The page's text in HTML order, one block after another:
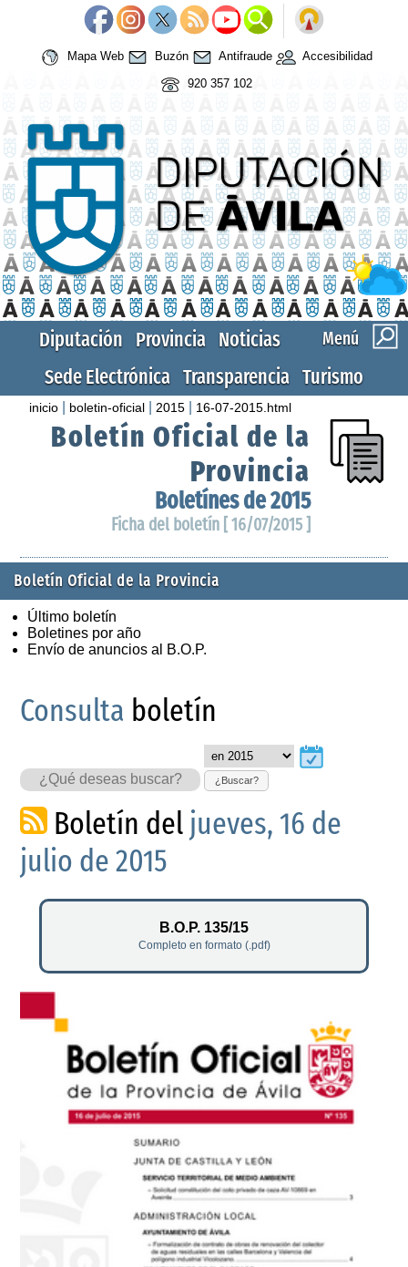
Mapa Web Buzón Antifraude
Accesibilidad
920 357 102
Menú
Diputación Provincia Noticias
Sede Electrónica Transparencia Turismo
inicio boletin-oficial 2015 16-07-2015.html
Boletín Oficial de la
Provincia
Boletínes de 2015
Ficha del boletín [ 16/07/2015 ]
Boletín Oficial de la Provincia
Último boletín
Boletines por año
Envío de anuncios al B.O.P.
Consulta boletín
¿Buscar?
Boletín del jueves, 16 de
julio de 2015
B.O.P. 135/15
Completo en formato (.pdf)